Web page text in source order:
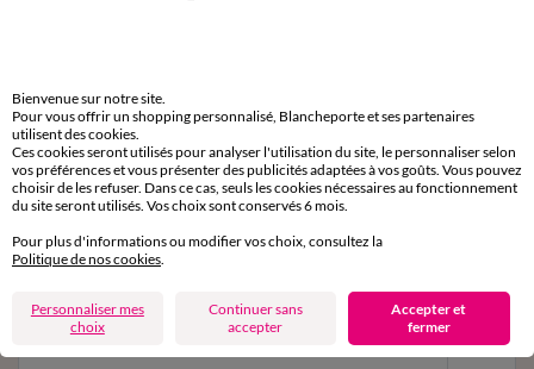
Service clients
par chat et par téléphone
de 8h00 à 20h00 du lundi au samedi
11€ Offerts
en vous inscrivant à la newsletter
dès 20€ d’achat
conditions dans votre email de confirmation
Bienvenue sur notre site.
Pour vous offrir un shopping personnalisé, Blancheporte et ses partenaires
utilisent des cookies.
Ces cookies seront utilisés pour analyser l'utilisation du site, le personnaliser selon
vos préférences et vous présenter des publicités adaptées à vos goûts. Vous pouvez
choisir de les refuser. Dans ce cas, seuls les cookies nécessaires au fonctionnement
du site seront utilisés. Vos choix sont conservés 6 mois.
Pour plus d'informations ou modifier vos choix, consultez la
Politique de nos cookies
Personnaliser mes
choix
Continuer sans
accepter
Accepter et
fermer